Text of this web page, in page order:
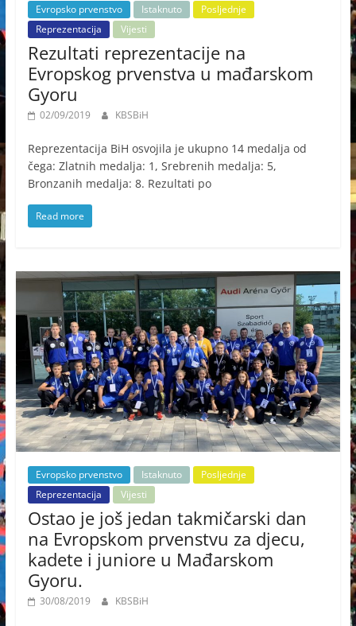
Evropsko prvenstvo Istaknuto
Posljednje
Reprezentacija
Vijesti
Rezultati reprezentacije na
Evropskog prvenstva u mađarskom
Gyoru
02/09/2019 KBSBiH
Reprezentacija BiH osvojila je ukupno 14 medalja od
čega: Zlatnih medalja: 1, Srebrenih medalja: 5,
Bronzanih medalja: 8. Rezultati po
Read more
Evropsko prvenstvo Istaknuto
Posljednje
Reprezentacija
Vijesti
Ostao je još jedan takmičarski dan
na Evropskom prvenstvu za djecu,
kadete i juniore u Mađarskom
Gyoru.
30/08/2019 KBSBiH